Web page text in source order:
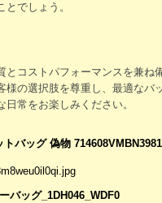
でしょう。
コストパフォーマンスを兼
の選択肢を尊重し、最適な
常をお楽しみください。
バッグ 偽物
バッグ_1DH046_WDF0